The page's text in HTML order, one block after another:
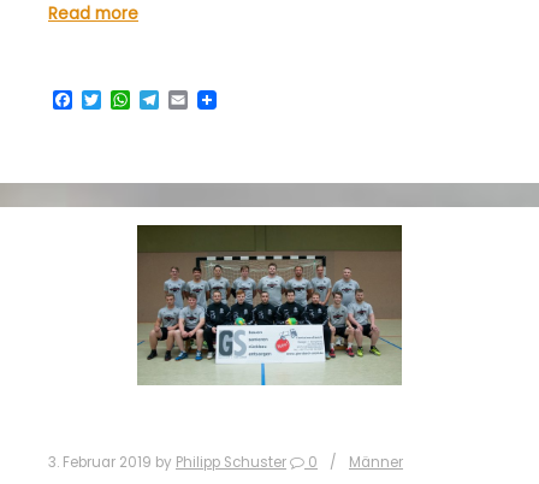
Read more
Facebook
TwitterWhatsApp
Telegram
Email
3. Februar 2019 by Philipp Schuster 0 Männer